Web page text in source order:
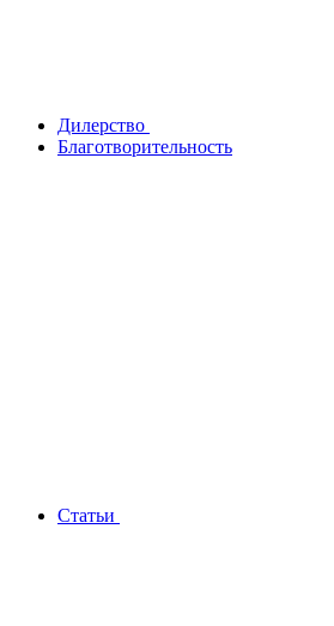
Дилерство
Благотворительность
Статьи